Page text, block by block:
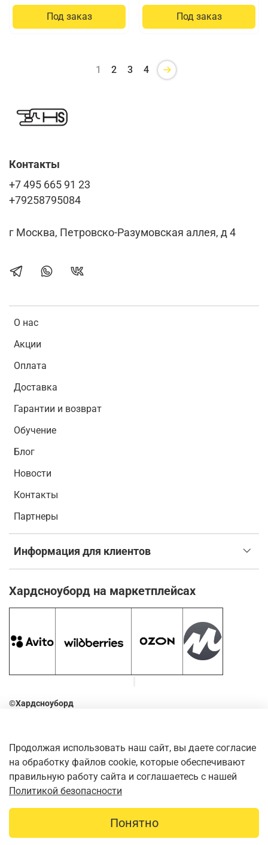
Под заказ Под заказ
1 2 3 4
О нас
Акции
Оплата
Доставка
Гарантии и возврат
Обучение
Блог
Новости
Контакты
Партнеры
Информация для клиентов
Контакты
+7 495 665 91 23
+79258795084
г Москва, Петровско-Разумовская аллея, д 4
Хардсноуборд на маркетплейсах
©Хардсноуборд
Оставьте отзыв о нашем магазине. Для этого наведите
камеру телефона на QR-код
Продолжая использовать наш сайт, вы даете согласие
на обработку файлов cookie, которые обеспечивают
правильную работу сайта и соглашаетесь с нашей
Политикой безопасности
Понятно